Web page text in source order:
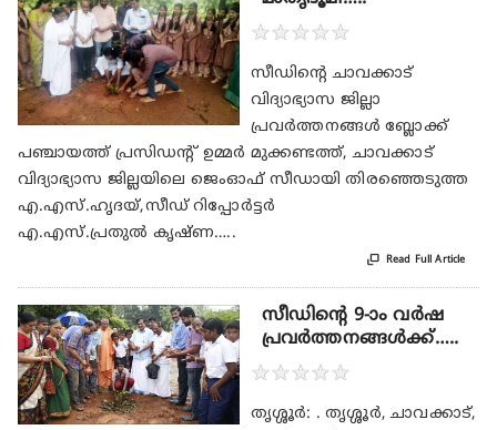
★★★★★
സീഡിന്റെ ചാവക്കാട്
വിദ്യാഭ്യാസ ജില്ലാ
പ്രവര്‍ത്തനങ്ങള്‍ ബ്ലോക്ക്
പഞ്ചായത്ത് പ്രസിഡന്റ് ഉമ്മര്‍ മുക്കണ്ടത്ത്, ചാവക്കാട്
വിദ്യാഭ്യാസ ജില്ലയിലെ ജെംഓഫ് സീഡായി തിരഞ്ഞെടുത്ത
എ.എസ്.ഹൃദയ്,സീഡ് റിപ്പോര്‍ട്ടര്‍
എ.എസ്.പ്രതുല്‍ കൃഷ്ണ…..
 Read Full Article
സീഡിന്റെ 9-ാം വര്‍ഷ
പ്രവര്‍ത്തനങ്ങള്‍ക്ക്…..
★★★★★
തൃശ്ശൂര്‍: . തൃശ്ശൂര്‍, ചാവക്കാട്,